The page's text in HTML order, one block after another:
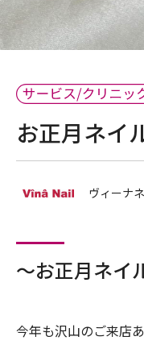
お正月ネイ
ヴィーナ
～お正月ネイ
今年も沢山のご来店